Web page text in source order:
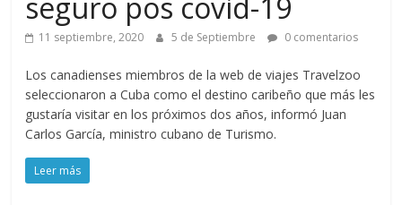
11 septiembre, 2020 5 de Septiembre 0 comentarios
Los canadienses miembros de la web de viajes Travelzoo
seleccionaron a Cuba como el destino caribeño que más les
gustaría visitar en los próximos dos años, informó Juan
Carlos García, ministro cubano de Turismo.
Leer más